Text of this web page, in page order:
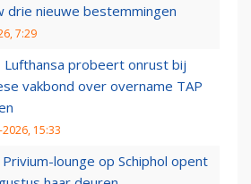
drie nieuwe bestemmingen
7:29
Lufthansa probeert onrust bij
vakbond over overname TAP
15:33
lounge op Schiphol opent